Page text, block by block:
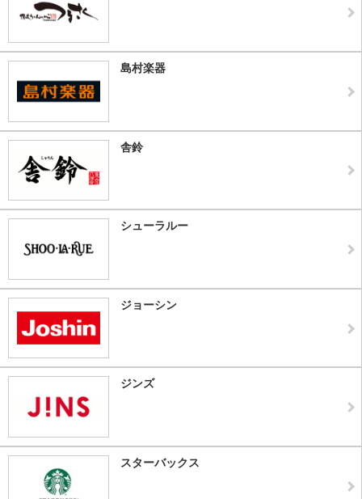
島村楽器
舎鈴
シューラルー
ジョーシン
ジンズ
スターバックス